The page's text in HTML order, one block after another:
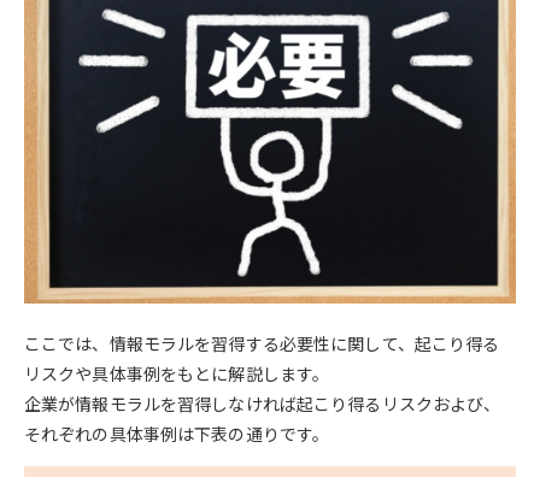
ここでは、情報モラルを習得する必要性に関して、起こり得る
リスクや具体事例をもとに解説します。
企業が情報モラルを習得しなければ起こり得るリスクおよび、
それぞれの具体事例は下表の通りです。